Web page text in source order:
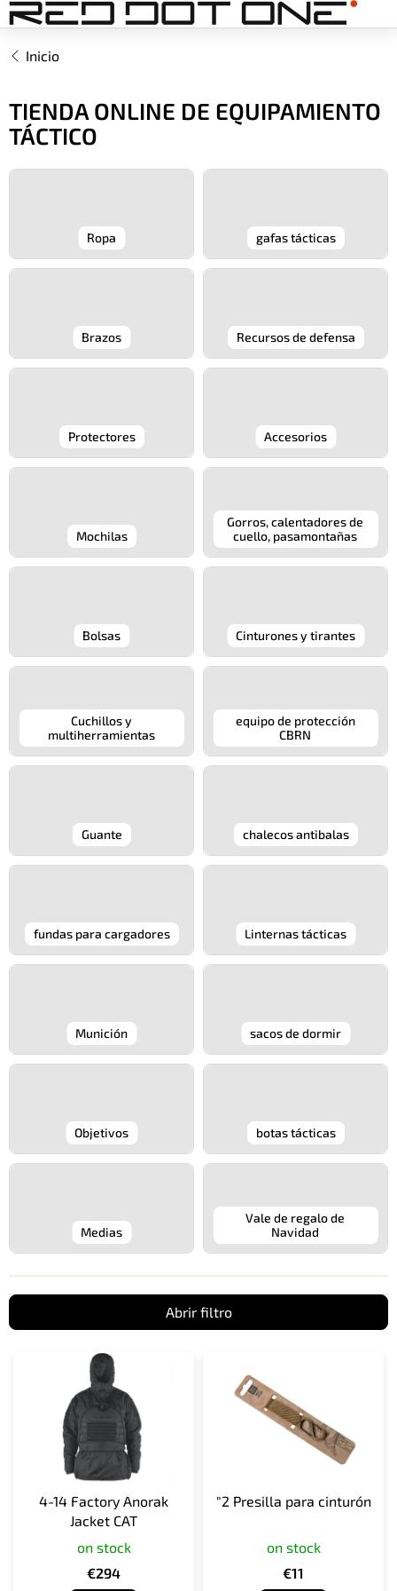
al
contenido
Inicio
TIENDA ONLINE DE EQUIPAMIENTO
TÁCTICO
Ropa gafas tácticas
Brazos Recursos de defensa
Protectores Accesorios
Mochilas
Gorros, calentadores de
cuello, pasamontañas
Bolsas Cinturones y tirantes
Cuchillos y
multiherramientas
equipo de protección
CBRN
Guante chalecos antibalas
fundas para cargadores Linternas tácticas
Munición sacos de dormir
Objetivos botas tácticas
Medias
Vale de regalo de
Navidad
Abrir filtro
4-14 Factory Anorak
Jacket CAT
on stock
€294
"2 Presilla para cinturón
on stock
€11